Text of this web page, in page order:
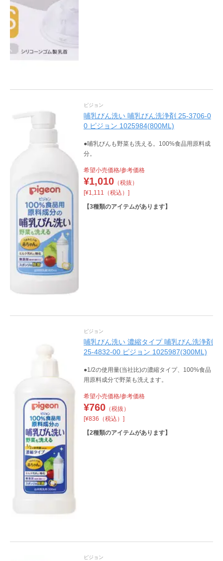
ピジョン
哺乳びん洗い 哺乳びん洗浄剤 25-3706-0
0 ピジョン 1025984(800ML)
●哺乳びんも野菜も洗える。100%食品用原料成
分。
希望小売価格/参考価格
¥1,010（税抜）
[¥1,111（税込）]
【3種類のアイテムがあります】
ピジョン
哺乳びん洗い 濃縮タイプ 哺乳びん洗浄剤
25-4832-00 ピジョン 1025987(300ML)
●1/2の使用量(当社比)の濃縮タイプ、100%食品
用原料成分で野菜も洗えます。
希望小売価格/参考価格
¥760（税抜）
[¥836（税込）]
【2種類のアイテムがあります】
ピジョン